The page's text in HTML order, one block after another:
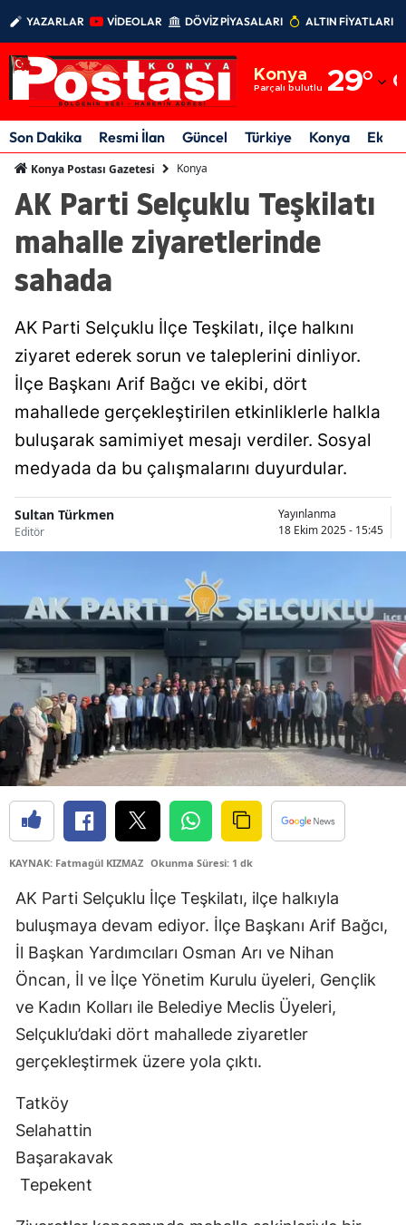
YAZARLAR VİDEOLAR DÖVİZ PİYASALARI ALTIN FİYATLARI
Konya
Parçalı bulutlu 29°
Adıyaman
Afyonkarahisar
Amasya
Ankara
Aydın
Balıkesir
Bingöl
Bitlis
Bolu
Bursa
Çanakkale
Çankırı
Çorum
Denizli
Diyarbakır
Edirne
Erzincan
Erzurum
Eskişehir
Gaziantep
Son Dakika Resmi İlan Güncel Türkiye Konya
Konya Postası Gazetesi Konya
AK Parti Selçuklu Teşkilatı
mahalle ziyaretlerinde
sahada
AK Parti Selçuklu İlçe Teşkilatı, ilçe halkını
ziyaret ederek sorun ve taleplerini dinliyor.
İlçe Başkanı Arif Bağcı ve ekibi, dört
mahallede gerçekleştirilen etkinliklerle halkla
buluşarak samimiyet mesajı verdiler. Sosyal
medyada da bu çalışmalarını duyurdular.
Sultan Türkmen
Editör
Yayınlanma
18 Ekim 2025 - 15:45
KAYNAK: Fatmagül KIZMAZ Okunma Süresi: 1 dk
AK Parti Selçuklu İlçe Teşkilatı, ilçe halkıyla
buluşmaya devam ediyor. İlçe Başkanı Arif Bağcı,
İl Başkan Yardımcıları Osman Arı ve Nihan
Öncan, İl ve İlçe Yönetim Kurulu üyeleri, Gençlik
ve Kadın Kolları ile Belediye Meclis Üyeleri,
Selçuklu’daki dört mahallede ziyaretler
gerçekleştirmek üzere yola çıktı.
Tatköy
Selahattin
Başarakavak
Tepekent